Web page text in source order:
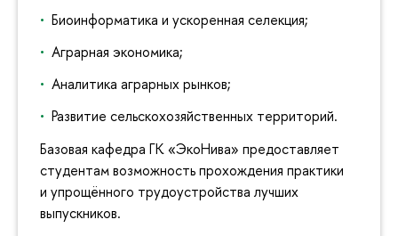
Биоинформатика и ускоренная селекция;
Аграрная экономика;
Аналитика аграрных рынков;
Развитие сельскохозяйственных территорий.
Базовая кафедра ГК «ЭкоНива» предоставляет
студентам возможность прохождения практики
и упрощённого трудоустройства лучших
выпускников.